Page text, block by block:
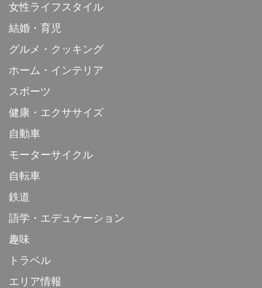
女性ライフスタイル
結婚・育児
グルメ・クッキング
ホーム・インテリア
スポーツ
健康・エクササイズ
自動車
モーターサイクル
自転車
鉄道
語学・エデュケーション
趣味
トラベル
エリア情報